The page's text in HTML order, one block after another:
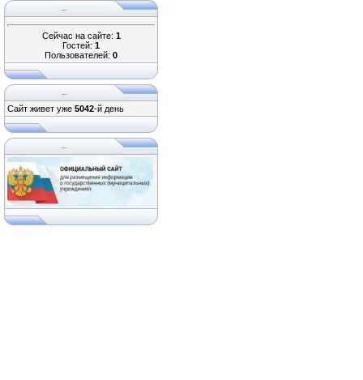
...
Сейчас на сайте: 1
Гостей: 1
Пользователей: 0
...
Сайт живет уже 5042-й день
...